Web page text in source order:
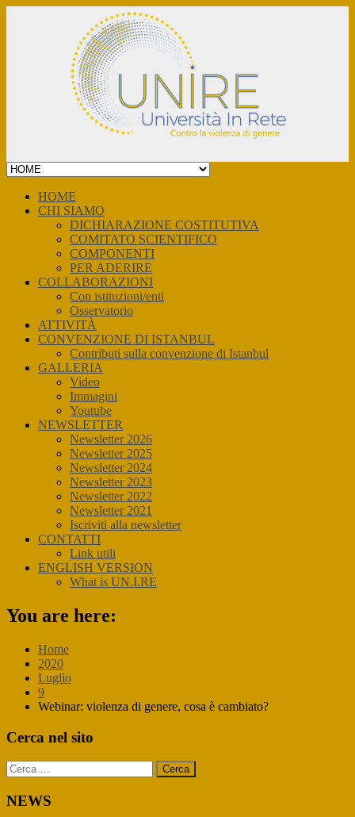
HOME
CHI SIAMO
DICHIARAZIONE COSTITUTIVA
COMITATO SCIENTIFICO
COMPONENTI
PER ADERIRE
COLLABORAZIONI
Con istituzioni/enti
Osservatorio
ATTIVITÀ
CONVENZIONE DI ISTANBUL
Contributi sulla convenzione di Istanbul
GALLERIA
Video
Immagini
Youtube
NEWSLETTER
Newsletter 2026
Newsletter 2025
Newsletter 2024
Newsletter 2023
Newsletter 2022
Newsletter 2021
Iscriviti alla newsletter
CONTATTI
Link utili
ENGLISH VERSION
What is UN.I.RE
You are here:
Home
2020
Luglio
9
Webinar: violenza di genere, cosa è cambiato?
Primary
Cerca nel sito
Ricerca
per:
NEWS